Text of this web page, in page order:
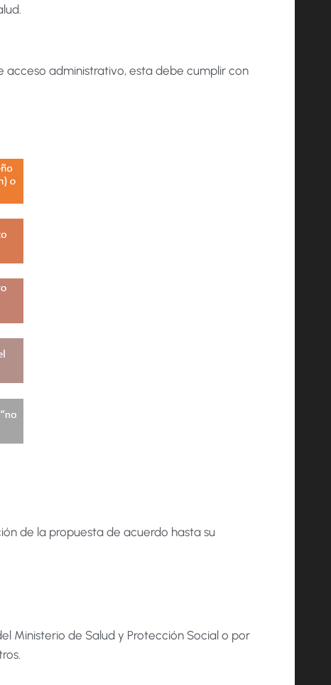
acceso administrativo, esta debe cumplir con
de la propuesta de acuerdo hasta su
Ministerio de Salud y Protección Social o por